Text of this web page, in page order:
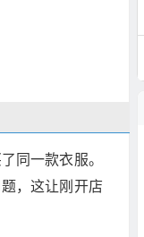
同一款衣服。
，这让刚开店